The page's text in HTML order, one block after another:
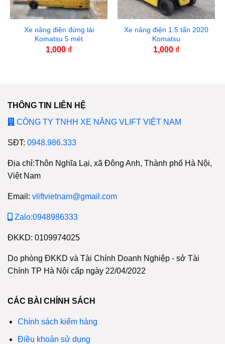
Xe nâng điện đứng lái
Komatsu 5 mét
1,000 ₫
Xe nâng điện 1.5 tấn 2020
Komatsu
1,000 ₫
THÔNG TIN LIÊN HỆ
CÔNG TY TNHH XE NÂNG VLIFT VIỆT NAM
SĐT: 0948.986.333
Địa chỉ:Thôn Nghĩa Lại, xã Đông Anh, Thành phố Hà Nội,
Việt Nam
Email: vliftvietnam@gmail.com
Zalo:0948986333
ĐKKD: 0109974025
Do phòng ĐKKD và Tài Chính Doanh Nghiệp - sở Tài
Chính TP Hà Nội cấp ngày 22/04/2022
CÁC BÀI CHÍNH SÁCH
Chính sách kiểm hàng
Điều khoản sử dụng